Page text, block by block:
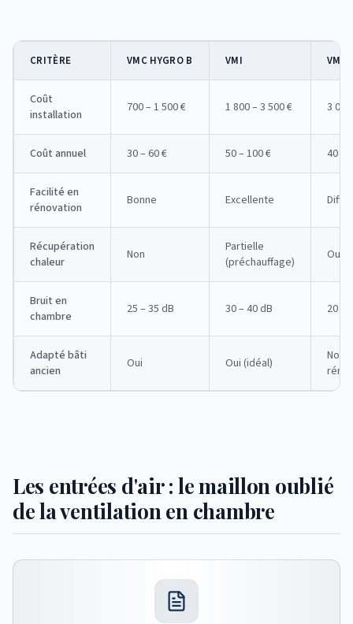
CRITÈRE VMC HYGRO B VMI VMC
Coût
installation
700 – 1 500 € 1 800 – 3 500 € 3
Coût annuel 30 – 60 € 50 – 100 € 40 –
Facilité en
rénovation
Bonne Excellente
Récupération
chaleur
Non
Partielle
(préchauffage)
Oui
Bruit en
chambre
25 – 35 dB 30 – 40 dB 20 –
Adapté bâti
ancien
Oui Oui (idéal)
Non
Les entrées d'air : le maillon oublié
de la ventilation en chambre